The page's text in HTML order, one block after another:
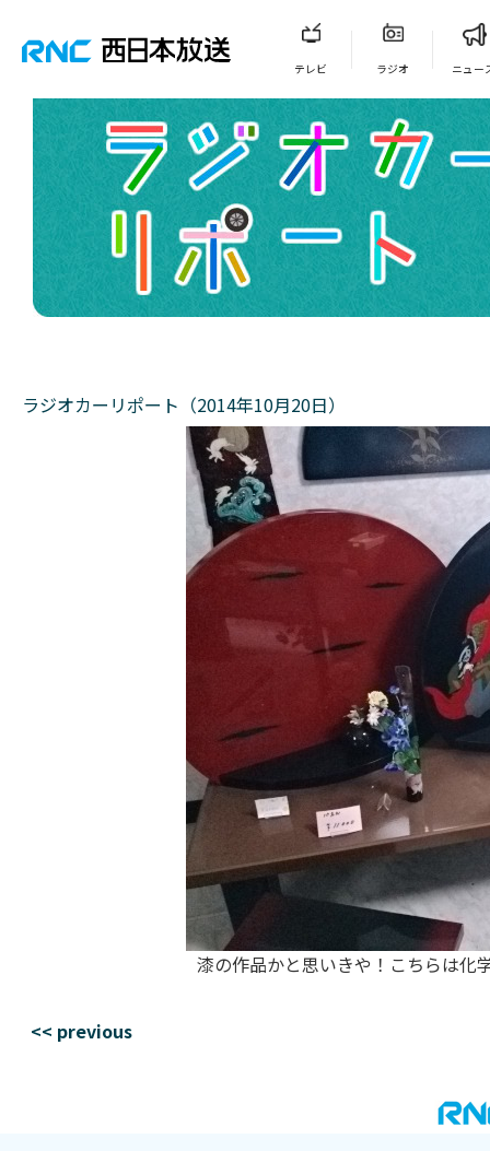
テレビ ラジオ ニュー
ラジオカーリポート（2014年10月20日）
漆の作品かと思いきや！こちらは化
<< previous